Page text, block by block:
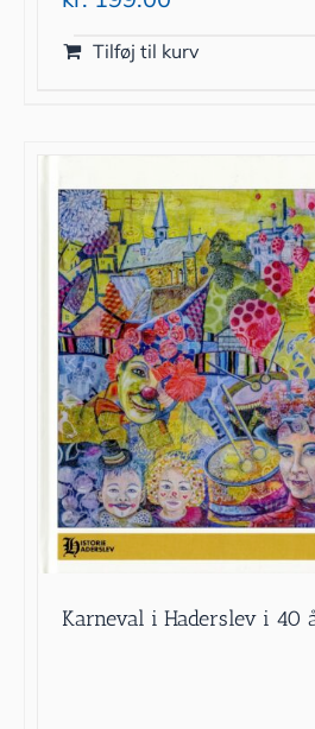
Tilføj til kurv
Karneval i Haderslev i 40